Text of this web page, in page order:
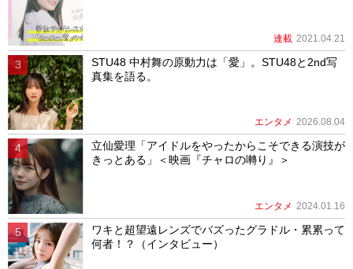
連載 2021.04.21
STU48 中村舞の原動力は「愛」。STU48と2nd写
真集を語る。
エンタメ 2026.08.04
立仙愛理「アイドルをやったからこそできる演技が
きっとある」＜映画『チャロの囀り』＞
エンタメ 2024.01.16
ワキと超望遠レンズでバズったグラドル・累累って
何者！？（インタビュー）